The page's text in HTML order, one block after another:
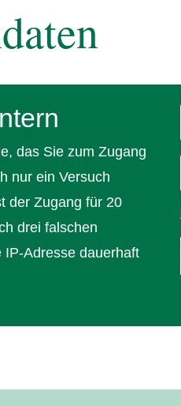
das Sie zum Zugang
nur ein Versuch
der Zugang für 20
drei falschen
IP-Adresse dauerhaft